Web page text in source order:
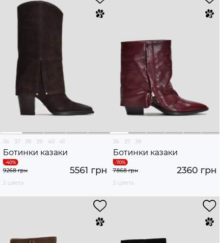
36 37 38 39 40 41
Ботинки казаки
5561 грн
9268 грн
2 цвета
36 37 38
Ботинки казаки
2360 грн
7868 грн
2 цвета